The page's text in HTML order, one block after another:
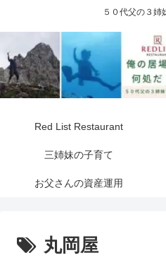
５０代父の３姉
Red List Restaurant
三姉妹の子育て
お父さんの資産運用
丸岡屋